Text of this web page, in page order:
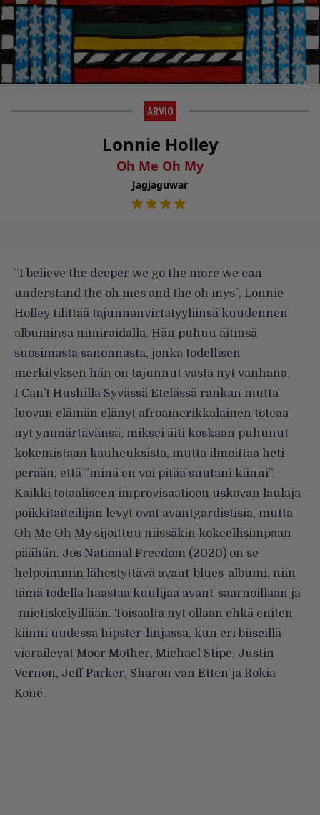
ARVIO
Lonnie Holley
Oh Me Oh My
Jagjaguwar
”I believe the deeper we go the more we can
understand the oh mes and the oh mys”, Lonnie
Holley tilittää tajunnanvirtatyyliinsä kuudennen
albuminsa nimiraidalla. Hän puhuu äitinsä
suosimasta sanonnasta, jonka todellisen
merkityksen hän on tajunnut vasta nyt vanhana.
I Can’t Hushilla Syvässä Etelässä rankan mutta
luovan elämän elänyt afroamerikkalainen toteaa
nyt ymmärtävänsä, miksei äiti koskaan puhunut
kokemistaan kauheuksista, mutta ilmoittaa heti
perään, että ”minä en voi pitää suutani kiinni”.
Kaikki totaaliseen improvisaatioon uskovan laulaja-
poikkitaiteilijan levyt ovat avantgardistisia, mutta
Oh Me Oh My sijoittuu niissäkin kokeellisimpaan
päähän. Jos National Freedom (2020) on se
helpoimmin lähestyttävä avant-blues-albumi, niin
tämä todella haastaa kuulijaa avant-saarnoillaan ja
-mietiskelyillään. Toisaalta nyt ollaan ehkä eniten
kiinni uudessa hipster-linjassa, kun eri biiseillä
vierailevat Moor Mother, Michael Stipe, Justin
Vernon, Jeff Parker, Sharon van Etten ja Rokia
Koné.